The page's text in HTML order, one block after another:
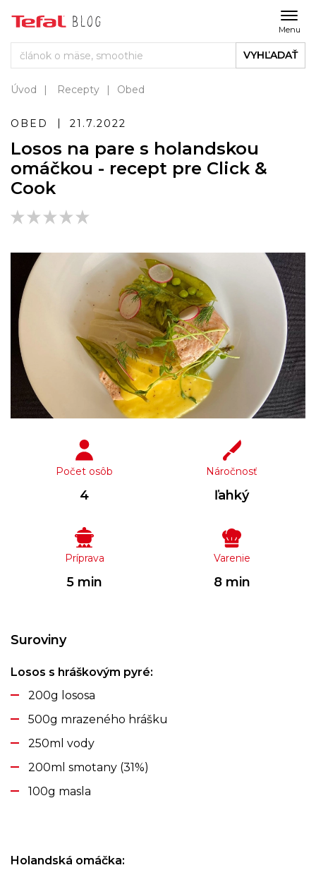
Menu
VYHĽADAŤ
Úvod Recepty Obed
OBED 21.7.2022
Losos na pare s holandskou
omáčkou - recept pre Click &
Cook
Počet osôb
4
Náročnosť
ľahký
Príprava
5 min
Varenie
8 min
Suroviny
Losos s hráškovým pyré:
200g lososa
500g mrazeného hrášku
250ml vody
200ml smotany (31%)
100g masla
Holandská omáčka: